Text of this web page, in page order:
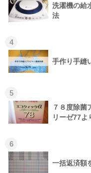
洗濯機の給
法
4
手作り手縫
5
７８度除菌
リーゼ77よ
6
一括返済額